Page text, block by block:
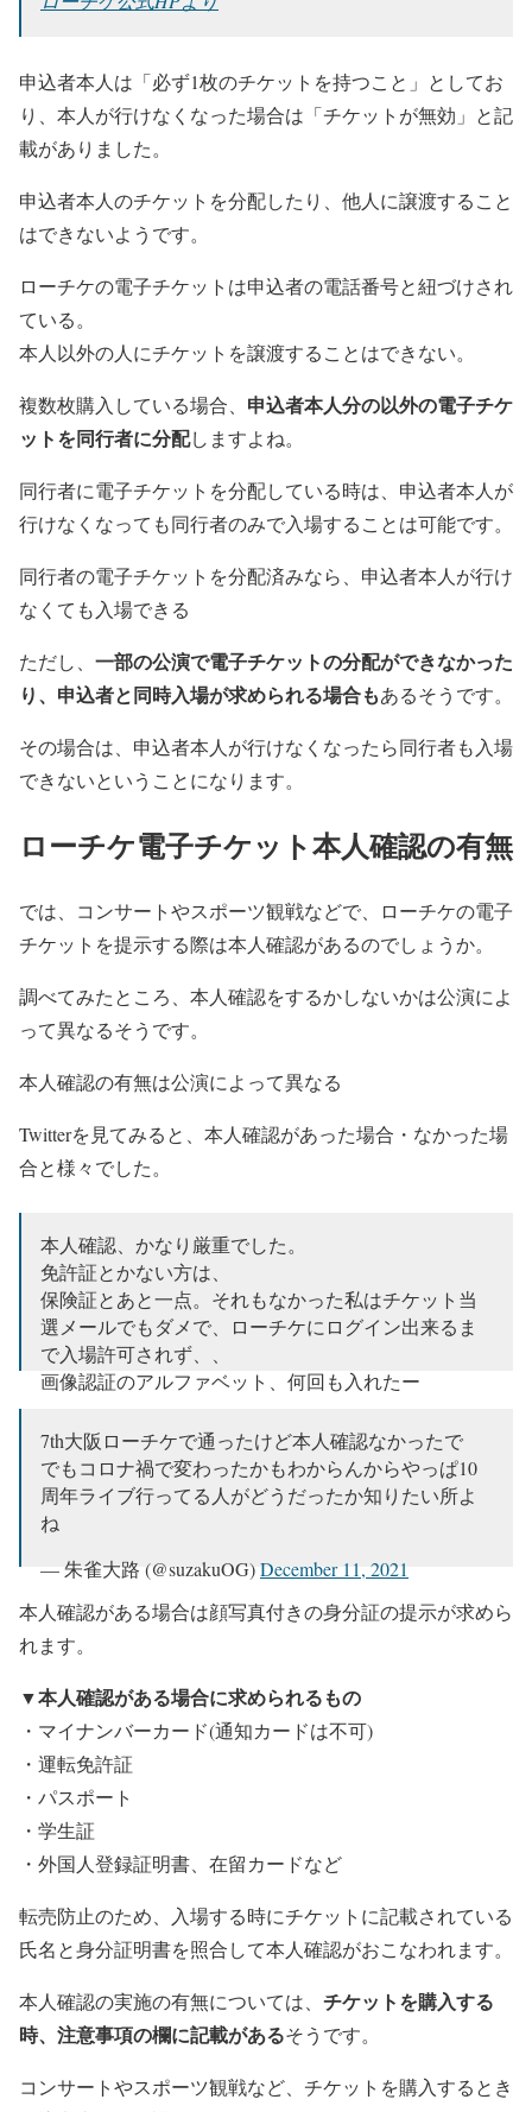
申込者本人は 「必ず1枚のチケットを持つこと」 としてお
り、本人が行けなくなった場合は 「チケットが無効」 と記
載がありました。
申込者本人のチケットを分配したり、他人に譲渡すること
はできないようです。
ローチケの電子チケットは申込者の電話番号と紐づけされ
ている。
本人以外の人にチケットを譲渡することはできない。
複数枚購入している場合、 申込者本人分の以外の電子チケ
ットを同行者に分配しますよね。
同行者に電子チケットを分配している時は、申込者本人が
行けなくなっても同行者のみで入場することは可能です。
同行者の電子チケットを分配済みなら、申込者本人が行け
なくても入場できる
ただし、 一部の公演で電子チケットの分配ができなかった
り、申込者と同時入場が求められる場合もあるそうです。
その場合は、申込者本人が行けなくなったら同行者も入場
できないということになります。
ローチケ電子チケット本人確認の有無
では、コンサートやスポーツ観戦などで、ローチケの電子
チケットを提示する際は本人確認があるのでしょうか。
調べてみたところ、 本人確認をするかしないかは公演によ
って異なるそうです。
本人確認の有無は公演によって異なる
Twitterを見てみると、本人確認があった場合・なかった場
合と様々でした。
本人確認、かなり厳重でした。
免許証とかない方は、
保険証とあと一点。それもなかった私はチケット当
選メールでもダメで、ローチケにログイン出来るま
で入場許可されず、、
画像認証のアルファベット、何回も入れたー
— miyama NAKEDいつまでも待ってる (@miyamax32)
February 7, 2022
7th大阪ローチケで通ったけど本人確認なかったで
でもコロナ禍で変わったかもわからんからやっぱ10
周年ライブ行ってる人がどうだったか知りたい所よ
ね
— 朱雀大路 (@suzakuOG)December 11, 2021
本人確認がある場合は顔写真付きの身分証の提示が求めら
れます。
▼本人確認がある場合に求められるもの
・マイナンバーカード(通知カードは不可)
・運転免許証
・パスポート
・学生証
・外国人登録証明書、在留カードなど
転売防止のため、入場する時にチケットに記載されている
氏名と身分証明書を照合して本人確認がおこなわれます。
本人確認の実施の有無については、 チケットを購入する
時、注意事項の欄に記載があるそうです。
コンサートやスポーツ観戦など、チケットを購入するとき